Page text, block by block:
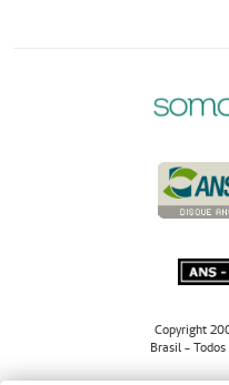
Copyright
Brasil -